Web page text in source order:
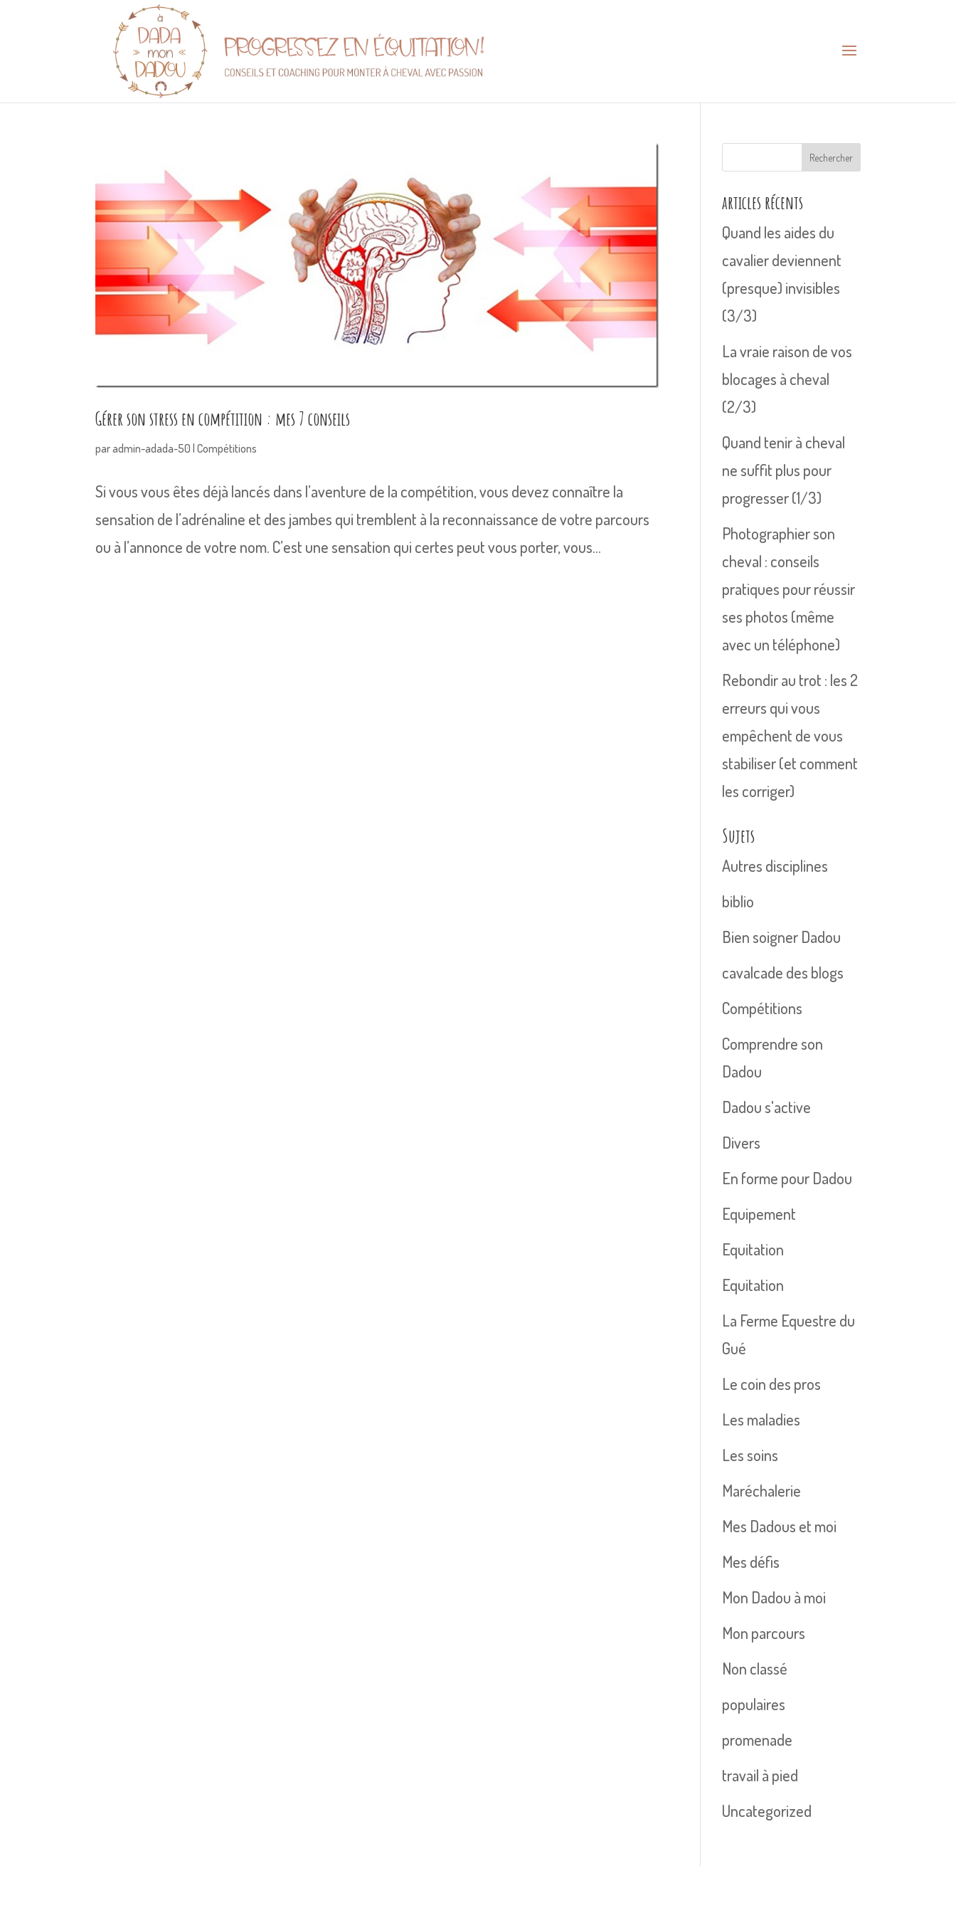
Gérer son stress en compétition : mes 7 conseils
paradmin-adada-50 |Compétitions
Si vous vous êtes déjà lancés dans l’aventure de la compétition, vous devez connaître la
sensation de l’adrénaline et des jambes qui tremblent à la reconnaissance de votre parcours
ou à l’annonce de votre nom. C’est une sensation qui certes peut vous porter, vous...
Rechercher
articles récents
Quand les aides du
cavalier deviennent
(presque) invisibles
(3/3)
La vraie raison de vos
blocages à cheval
(2/3)
Quand tenir à cheval
ne suffit plus pour
progresser (1/3)
Photographier son
cheval : conseils
pratiques pour réussir
ses photos (même
avec un téléphone)
Rebondir au trot : les 2
erreurs qui vous
empêchent de vous
stabiliser (et comment
les corriger)
Sujets
Autres disciplines
biblio
Bien soigner Dadou
cavalcade des blogs
Compétitions
Comprendre son
Dadou
Dadou s'active
Divers
En forme pour Dadou
Equipement
Equitation
Equitation
La Ferme Equestre du
Gué
Le coin des pros
Les maladies
Les soins
Maréchalerie
Mes Dadous et moi
Mes défis
Mon Dadou à moi
Mon parcours
Non classé
populaires
promenade
travail à pied
Uncategorized